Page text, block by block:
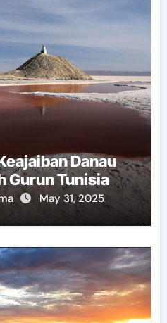
Danau
Gurun Tunisia
May 31, 2025